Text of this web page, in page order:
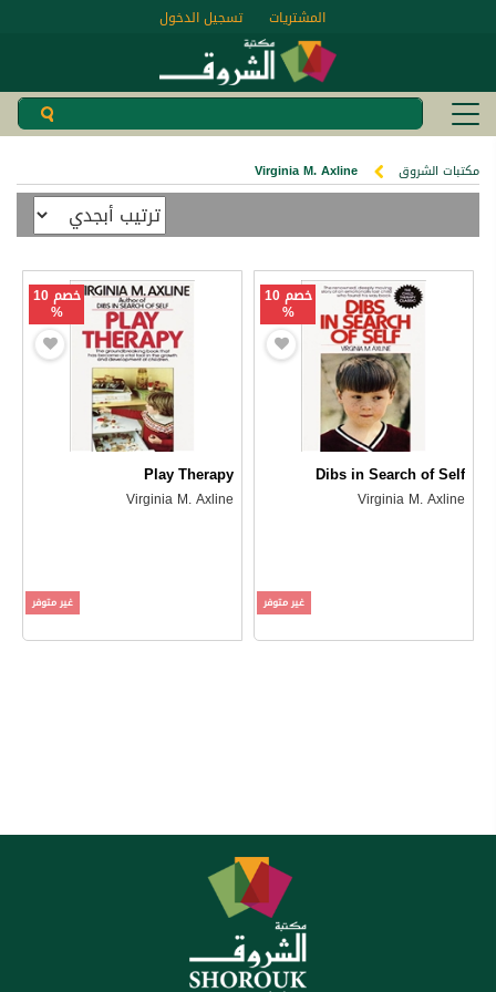
تسجيل الدخول المشتريات
مكتبات الشروق Virginia M. Axline
خصم 10
%
Dibs in Search of Self
Virginia M. Axline
غير متوفر
خصم 10
%
Play Therapy
Virginia M. Axline
غير متوفر